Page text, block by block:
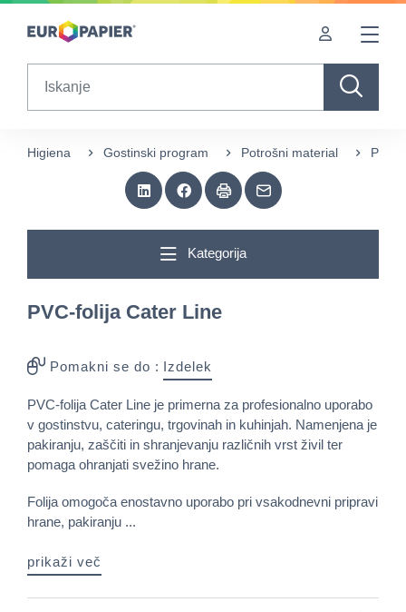
Table Of Content
Higiena Gostinski program Potrošni material PVC-
Kategorija
PVC-folija Cater Line
Pomakni se do : Izdelek
PVC-folija Cater Line je primerna za profesionalno uporabo
v gostinstvu, cateringu, trgovinah in kuhinjah. Namenjena je
pakiranju, zaščiti in shranjevanju različnih vrst živil ter
pomaga ohranjati svežino hrane.
Folija omogoča enostavno uporabo pri vsakodnevni pripravi
hrane, pakiranju ...
prikaži več